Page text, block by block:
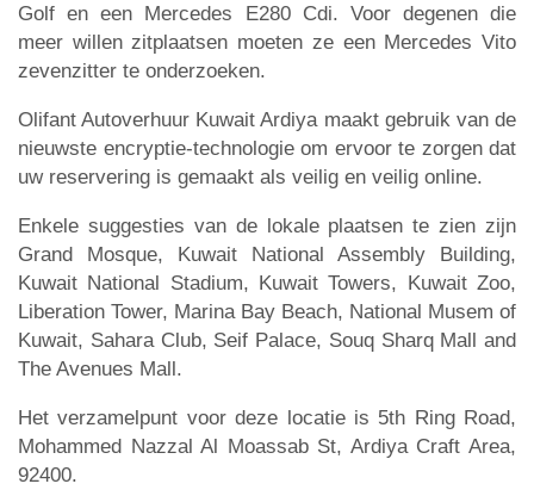
Golf en een Mercedes E280 Cdi. Voor degenen die
meer willen zitplaatsen moeten ze een Mercedes Vito
zevenzitter te onderzoeken.
Olifant Autoverhuur Kuwait Ardiya maakt gebruik van de
nieuwste encryptie-technologie om ervoor te zorgen dat
uw reservering is gemaakt als veilig en veilig online.
Enkele suggesties van de lokale plaatsen te zien zijn
Grand Mosque, Kuwait National Assembly Building,
Kuwait National Stadium, Kuwait Towers, Kuwait Zoo,
Liberation Tower, Marina Bay Beach, National Musem of
Kuwait, Sahara Club, Seif Palace, Souq Sharq Mall and
The Avenues Mall.
Het verzamelpunt voor deze locatie is 5th Ring Road,
Mohammed Nazzal Al Moassab St, Ardiya Craft Area,
92400.